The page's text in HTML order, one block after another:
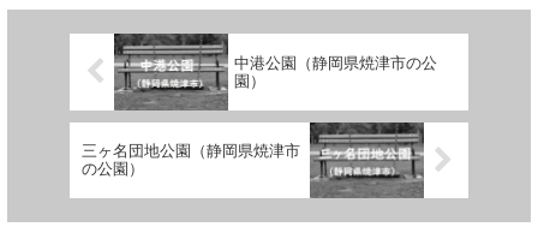
中港公園（静岡県焼津市の公
園）
三ヶ名団地公園（静岡県焼津市
の公園）